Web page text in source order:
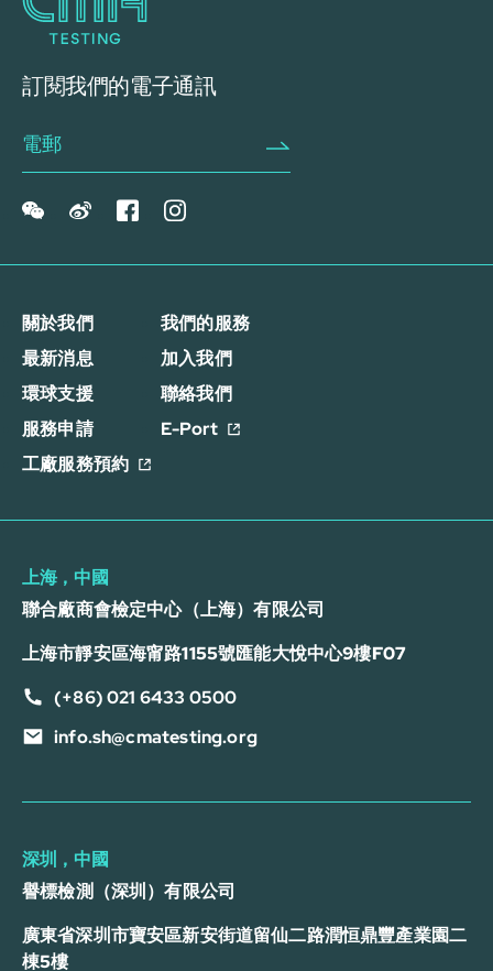
訂閱我們的電子通訊
關於我們
我們的服務
最新消息
加入我們
環球支援
聯絡我們
服務申請
E-Port
工廠服務預約
上海，中國
聯合廠商會檢定中心（上海）有限公司
上海市靜安區海甯路1155號匯能大悅中心9樓F07
(+86) 021 6433 0500
info.sh@cmatesting.org
深圳，中國
譽標檢測（深圳）有限公司
廣東省深圳市寶安區新安街道留仙二路潤恒鼎豐產業園二
棟5樓